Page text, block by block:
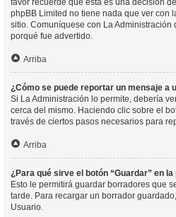
favor recuerde que esta es una decisión
phpBB Limited no tiene nada que ver con
sitio. Comuníquese con La Administración
porqué fue advertido.
Arriba
¿Cómo se puede reportar un mensaje a
Si La Administración lo permite, debería
cerca del mismo. Haciendo clic sobre el
través de ciertos pasos necesarios para
Arriba
¿Para qué sirve el botón “Guardar” en
Esto le permitirá guardar borradores que
tarde. Para recargar un borrador
Usuario.